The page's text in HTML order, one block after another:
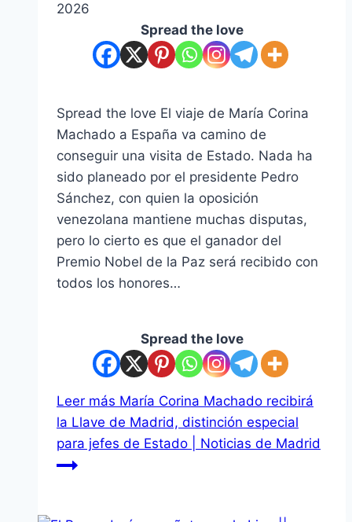
2026
Spread the love
Spread the love El viaje de María Corina
Machado a España va camino de
conseguir una visita de Estado. Nada ha
sido planeado por el presidente Pedro
Sánchez, con quien la oposición
venezolana mantiene muchas disputas,
pero lo cierto es que el ganador del
Premio Nobel de la Paz será recibido con
todos los honores…
Spread the love
Leer más María Corina Machado recibirá
la Llave de Madrid, distinción especial
para jefes de Estado | Noticias de Madrid